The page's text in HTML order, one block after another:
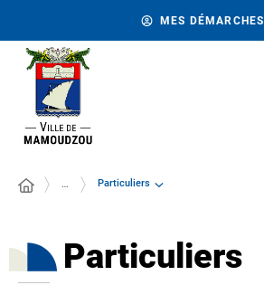
MES DÉMARCHES
… Particuliers
Particuliers